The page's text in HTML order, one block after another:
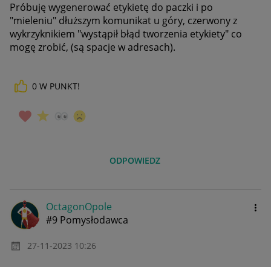
Próbuję wygenerować etykietę do paczki i po
"mieleniu" dłuższym komunikat u góry, czerwony z
wykrzyknikiem "wystąpił błąd tworzenia etykiety" co
mogę zrobić, (są spacje w adresach).
0 W PUNKT!
ODPOWIEDZ
OctagonOpole
#9 Pomysłodawca
‎27-11-2023 10:26